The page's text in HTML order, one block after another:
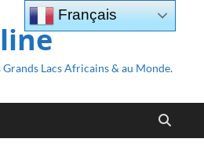
Grands Lacs Africains & au Monde.
Français